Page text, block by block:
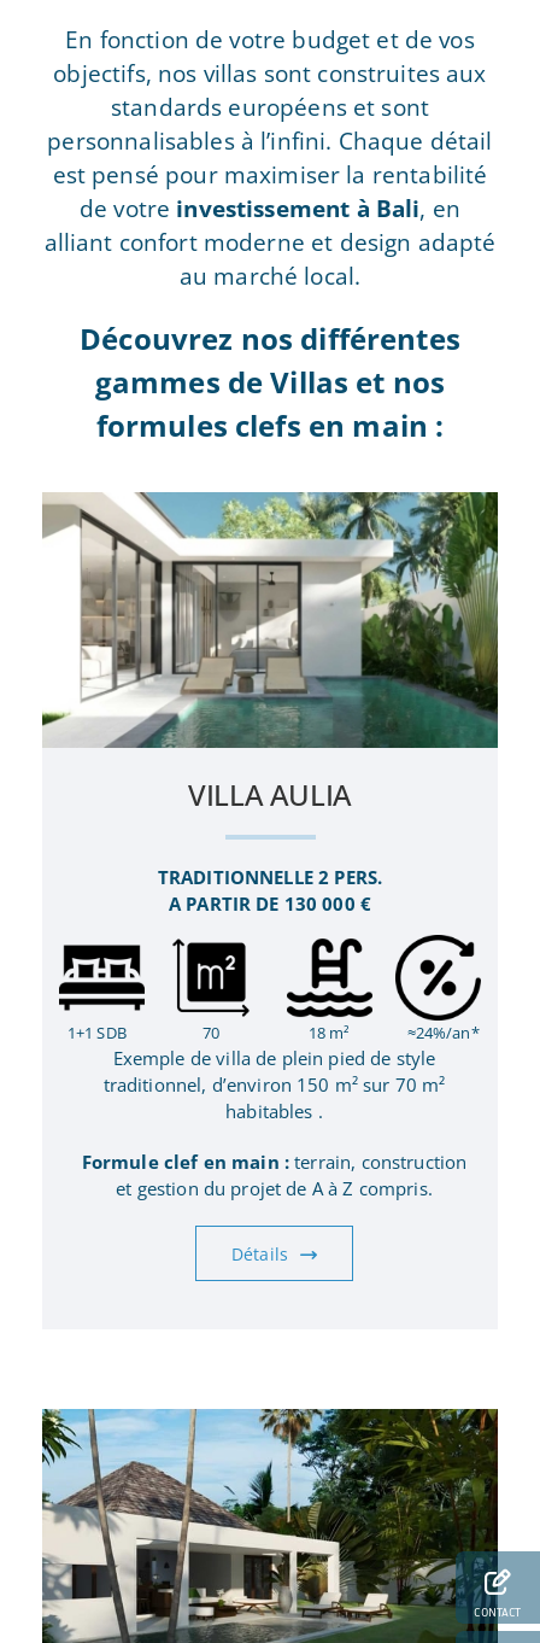
En fonction de votre budget et de vos
objectifs, nos villas sont construites aux
standards européens et sont
personnalisables à l’infini. Chaque détail
est pensé pour maximiser la rentabilité
de votre investissement à Bali, en
alliant confort moderne et design adapté
au marché local.
Découvrez nos différentes
gammes de Villas et nos
formules clefs en main :
VILLA AULIA
TRADITIONNELLE 2 PERS.
A PARTIR DE 130 000 €
1+1 SDB 70 18 m² ≈24%/an*
Exemple de villa de plein pied de style
traditionnel, d’environ 150 m² sur 70 m²
habitables .
Formule clef en main : terrain, construction
et gestion du projet de A à Z compris.
Détails
CONTACT